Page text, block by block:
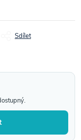
Sdílet